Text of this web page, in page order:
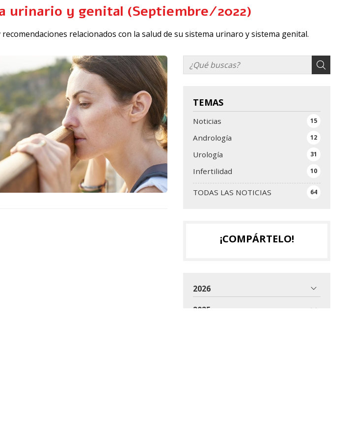
urinario y genital (Septiembre/2022)
relacionados con la salud de su sistema urinaro y sistema genital.
TEMAS
TODAS LAS NOTICIAS 64
Noticias 15
Andrología 12
Urología 31
Infertilidad 10
¡COMPÁRTELO!
2026
2025